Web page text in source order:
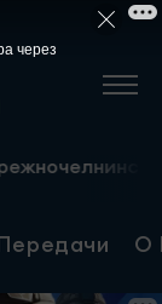
О
через